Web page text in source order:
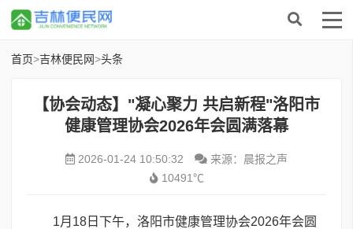
首页>吉林便民网>头条
【协会动态】"凝心聚力 共启新程"洛阳市
健康管理协会2026年会圆满落幕
2026-01-24 10:50:32
来源：晨报之声
10491℃
1月18日下午，洛阳市健康管理协会2026年会圆